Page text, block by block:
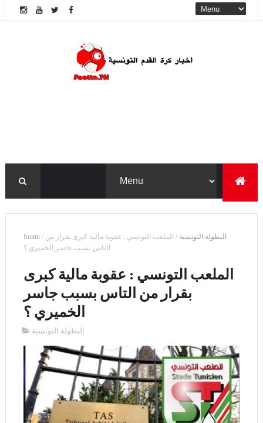
foottn / البطولة التونسية / الملعب التونسي : عقوبة مالية كبرى بقرار من
التاس بسبب جاسر الخميري ؟
الملعب التونسي : عقوبة مالية كبرى
بقرار من التاس بسبب جاسر
الخميري ؟
البطولة التونسية